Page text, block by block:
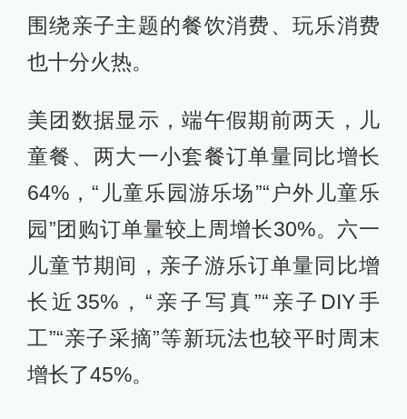
围绕亲子主题的餐饮消费、玩乐消费
也十分火热。
美团数据显示，端午假期前两天，儿
童餐、两大一小套餐订单量同比增长
64%，“儿童乐园游乐场”“户外儿童乐
园”团购订单量较上周增长30%。六一
儿童节期间，亲子游乐订单量同比增
长近35%，“亲子写真”“亲子DIY手
工”“亲子采摘”等新玩法也较平时周末
增长了45%。